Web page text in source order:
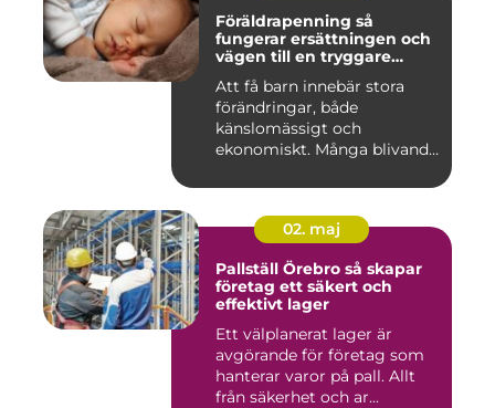
Föräldrapenning så
fungerar ersättningen och
vägen till en tryggare
Att få barn innebär stora
förändringar, både
känslomässigt och
ekonomiskt. Många blivande
02. maj
Pallställ Örebro så skapar
företag ett säkert och
effektivt lager
Ett välplanerat lager är
avgörande för företag som
hanterar varor på pall. Allt
från säkerhet och ar...